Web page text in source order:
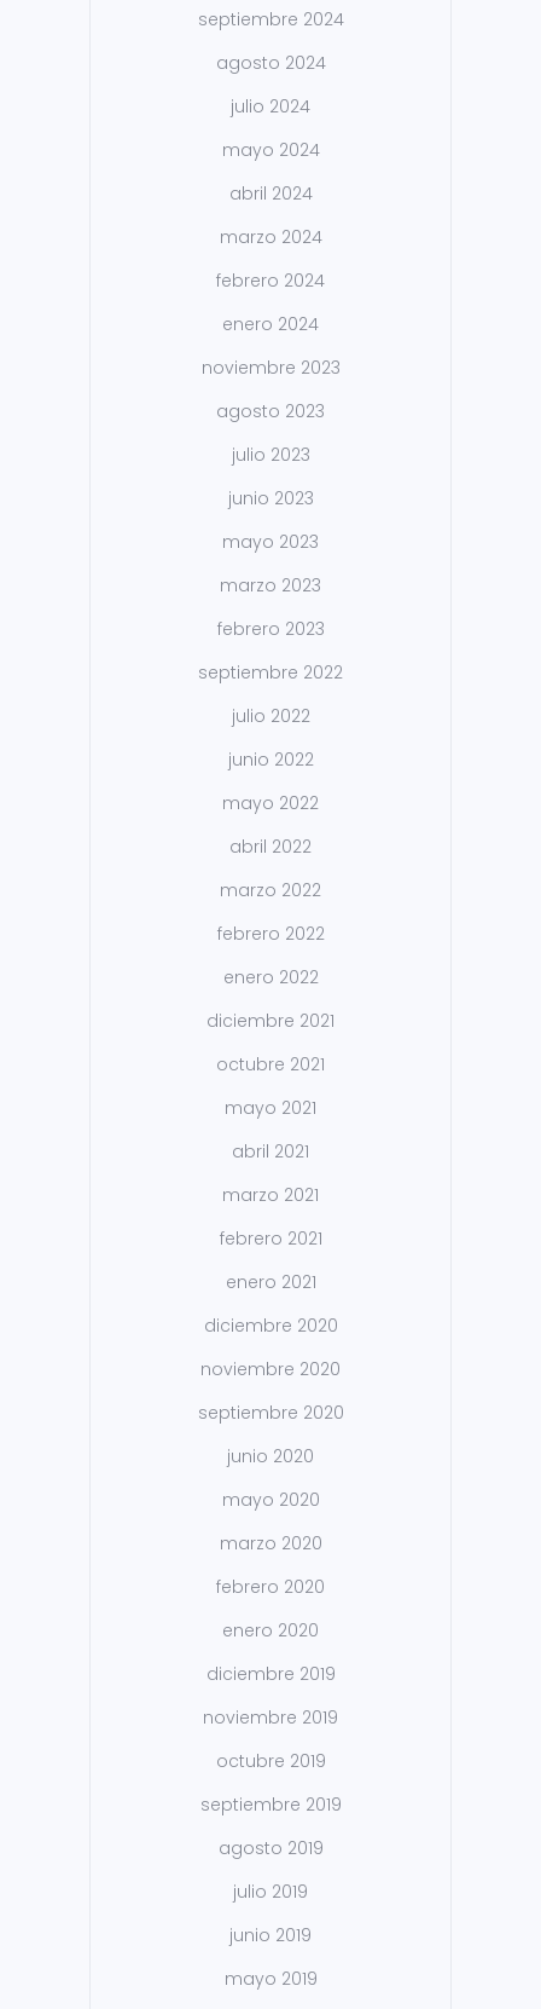
septiembre 2024
agosto 2024
julio 2024
mayo 2024
abril 2024
marzo 2024
febrero 2024
enero 2024
noviembre 2023
agosto 2023
julio 2023
junio 2023
mayo 2023
marzo 2023
febrero 2023
septiembre 2022
julio 2022
junio 2022
mayo 2022
abril 2022
marzo 2022
febrero 2022
enero 2022
diciembre 2021
octubre 2021
mayo 2021
abril 2021
marzo 2021
febrero 2021
enero 2021
diciembre 2020
noviembre 2020
septiembre 2020
junio 2020
mayo 2020
marzo 2020
febrero 2020
enero 2020
diciembre 2019
noviembre 2019
octubre 2019
septiembre 2019
agosto 2019
julio 2019
junio 2019
mayo 2019